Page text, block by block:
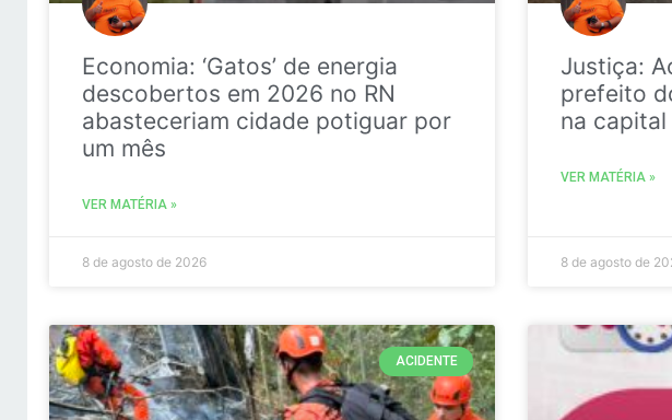
Economia: ‘Gatos’ de energia
descobertos em 2026 no RN
abasteceriam cidade potiguar por
um mês
VER MATÉRIA »
8 de agosto de 2026
Justiça:
prefeito
na
VER MATÉRIA »
8 de agosto de
ACIDENTE